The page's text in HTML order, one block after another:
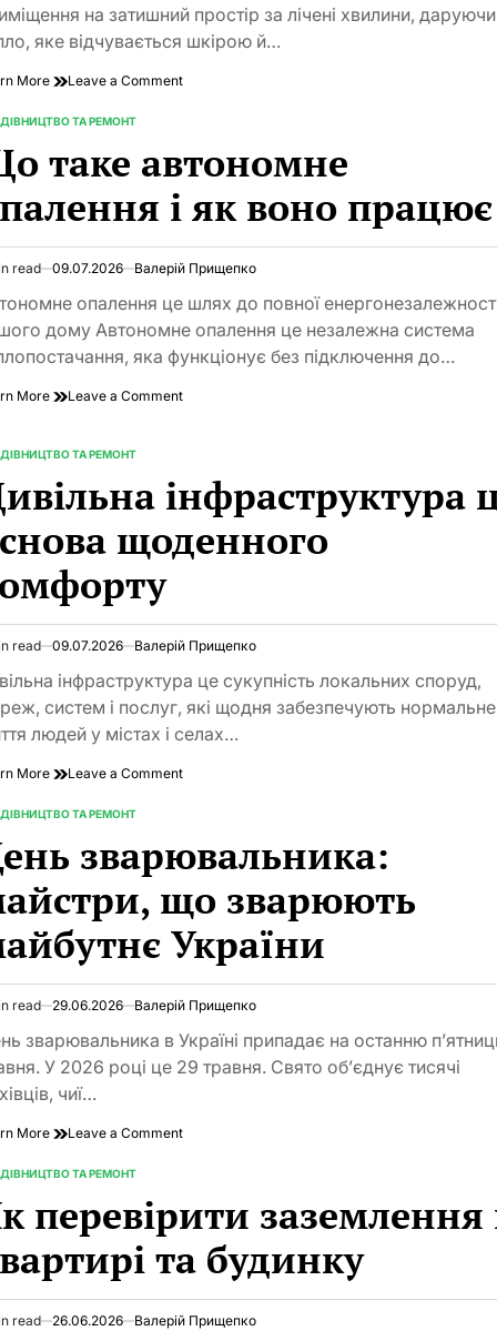
на затишний простір за лічені хвилини, даруючи
яке відчувається шкірою й…
More Leave a Commenton
квартири:
повний
гід
ТА РЕМОНТ
таке автономне
і як воно працює
read 09.07.2026 Валерій Прищепко
опалення це шлях до повної
дому Автономне опалення це незалежна система
яка функціонує без підключення до…
More Leave a Commenton
і
як
воно
працює
ТА РЕМОНТ
інфраструктура
щоденного
read 09.07.2026 Валерій Прищепко
інфраструктура це сукупність локальних споруд,
систем і послуг, які щодня забезпечують нормальне
людей у містах і селах…
More Leave a Commenton
основа
щоденного
комфорту
ТА РЕМОНТ
зварювальника:
що зварюють
України
read 29.06.2026 Валерій Прищепко
зварювальника в Україні припадає на останню
У 2026 році це 29 травня. Свято об’єднує тисячі
чиї…
More Leave a Commenton
що
зварюють
майбутнє
України
ТА РЕМОНТ
перевірити заземлення
та будинку
read 26.06.2026 Валерій Прищепко